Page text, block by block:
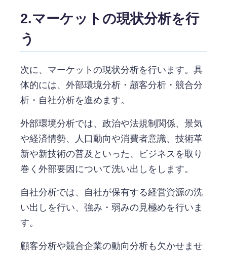
2.マーケットの現状分析を行
う
次に、マーケットの現状分析を行います。具
体的には、外部環境分析・顧客分析・競合分
析・自社分析を進めます。
外部環境分析では、政治や法規制関係、景気
や経済情勢、人口動向や消費者意識、技術革
新や新技術の普及といった、ビジネスを取り
巻く外部要因について洗い出しをします。
自社分析では、自社が保有する経営資源の洗
い出しを行い、強み・弱みの見極めを行いま
す。
顧客分析や競合企業の動向分析も欠かせませ